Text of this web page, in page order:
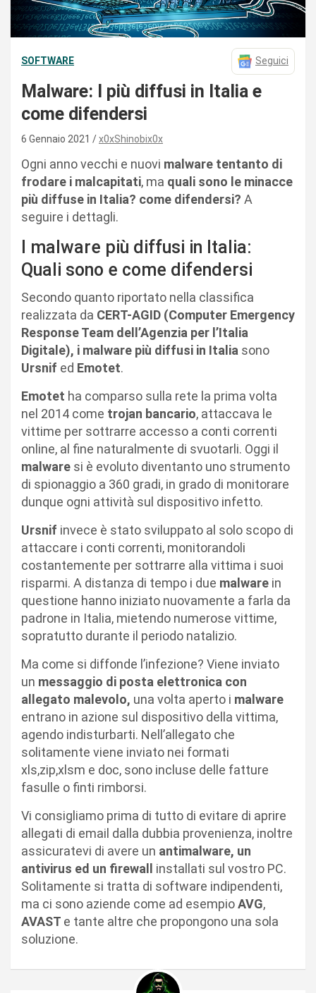
SOFTWARE Seguici
Malware: I più diffusi in Italia e
come difendersi
6 Gennaio 2021 x0xShinobix0x
Ogni anno vecchi e nuovi malware tentanto di
frodare i malcapitati, ma quali sono le minacce
più diffuse in Italia? come difendersi? A
seguire i dettagli.
I malware più diffusi in Italia:
Quali sono e come difendersi
Secondo quanto riportato nella classifica
realizzata da CERT-AGID (Computer Emergency
Response Team dell’Agenzia per l’Italia
Digitale), i malware più diffusi in Italia sono
Ursnif ed Emotet.
Emotet ha comparso sulla rete la prima volta
nel 2014 come trojan bancario, attaccava le
vittime per sottrarre accesso a conti correnti
online, al fine naturalmente di svuotarli. Oggi il
malware si è evoluto diventanto uno strumento
di spionaggio a 360 gradi, in grado di monitorare
dunque ogni attività sul dispositivo infetto.
Ursnif invece è stato sviluppato al solo scopo di
attaccare i conti correnti, monitorandoli
costantemente per sottrarre alla vittima i suoi
risparmi. A distanza di tempo i due malware in
questione hanno iniziato nuovamente a farla da
padrone in Italia, mietendo numerose vittime,
sopratutto durante il periodo natalizio.
Ma come si diffonde l’infezione? Viene inviato
un messaggio di posta elettronica con
allegato malevolo, una volta aperto i malware
entrano in azione sul dispositivo della vittima,
agendo indisturbarti. Nell’allegato che
solitamente viene inviato nei formati
xls,zip,xlsm e doc, sono incluse delle fatture
fasulle o finti rimborsi.
Vi consigliamo prima di tutto di evitare di aprire
allegati di email dalla dubbia provenienza, inoltre
assicuratevi di avere un antimalware, un
antivirus ed un firewall installati sul vostro PC.
Solitamente si tratta di software indipendenti,
ma ci sono aziende come ad esempioAVG,
AVAST e tante altre che propongono una sola
soluzione.